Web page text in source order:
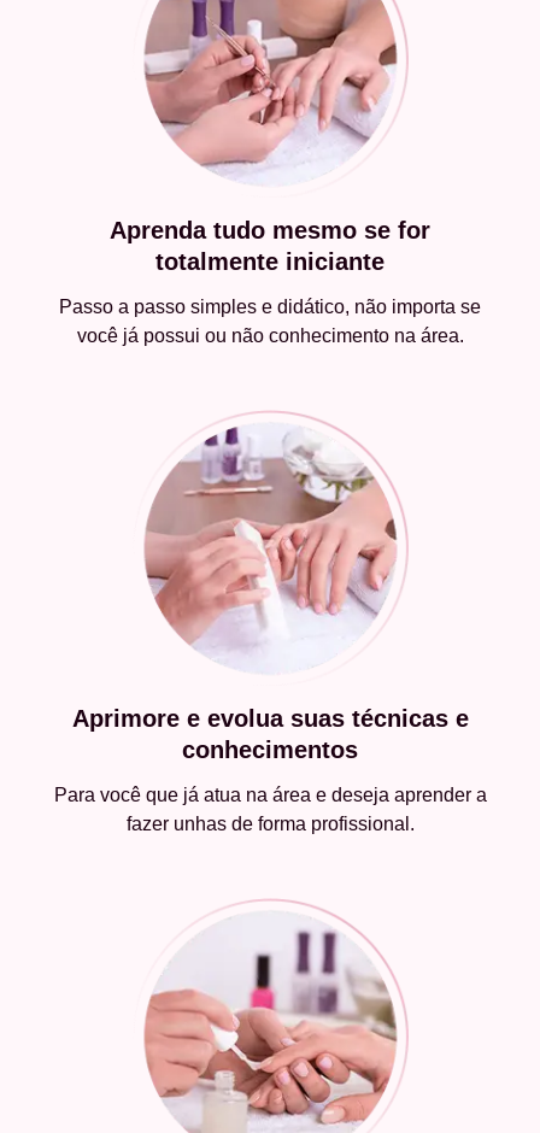
Aprenda tudo mesmo se for
totalmente iniciante
Passo a passo simples e didático, não importa se
você já possui ou não conhecimento na área.
Aprimore e evolua suas técnicas e
conhecimentos
Para você que já atua na área e deseja aprender a
fazer unhas de forma profissional.